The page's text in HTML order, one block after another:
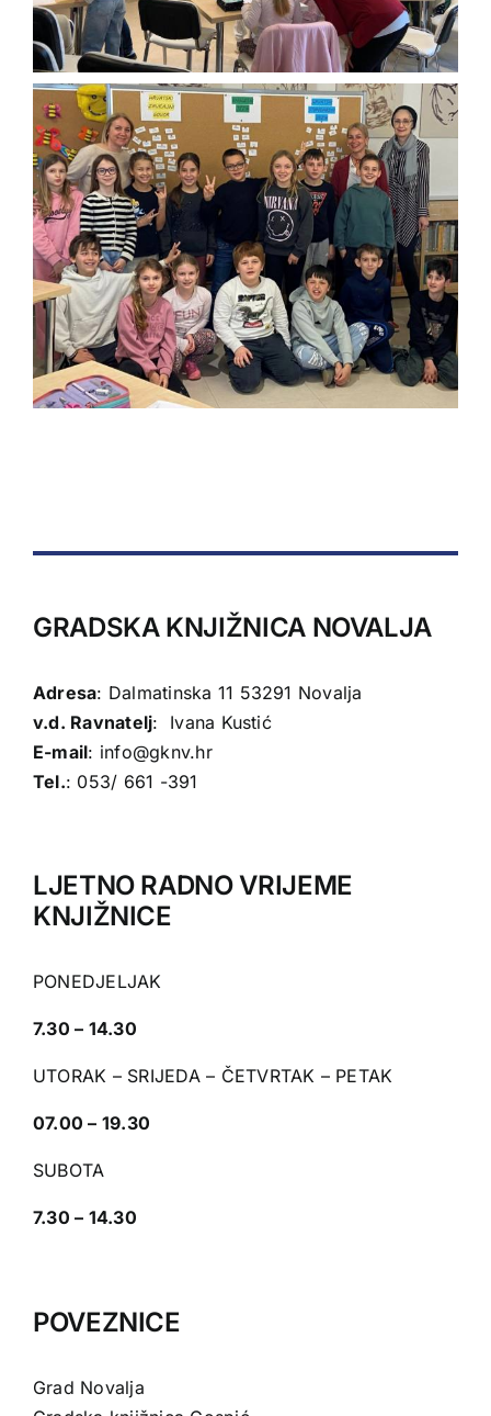
GRADSKA KNJIŽNICA NOVALJA
Adresa: Dalmatinska 11 53291 Novalja
v.d. Ravnatelj: Ivana Kustić
E-mail: info@gknv.hr
Tel.: 053/ 661 -391
LJETNO RADNO VRIJEME
KNJIŽNICE
PONEDJELJAK
7.30 – 14.30
UTORAK – SRIJEDA – ČETVRTAK – PETAK
07.00 – 19.30
SUBOTA
7.30 – 14.30
POVEZNICE
Grad Novalja